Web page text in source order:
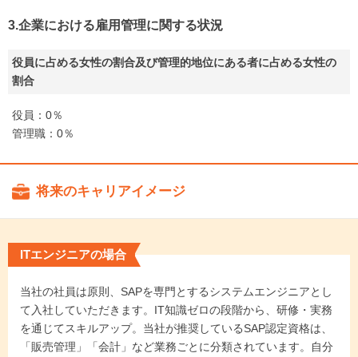
3.企業における雇用管理に関する状況
役員に占める女性の割合及び管理的地位にある者に占める女性の
割合
役員：0％
管理職：0％
将来のキャリアイメージ
ITエンジニアの場合
当社の社員は原則、SAPを専門とするシステムエンジニアとし
て入社していただきます。IT知識ゼロの段階から、研修・実務
を通じてスキルアップ。当社が推奨しているSAP認定資格は、
「販売管理」「会計」など業務ごとに分類されています。自分